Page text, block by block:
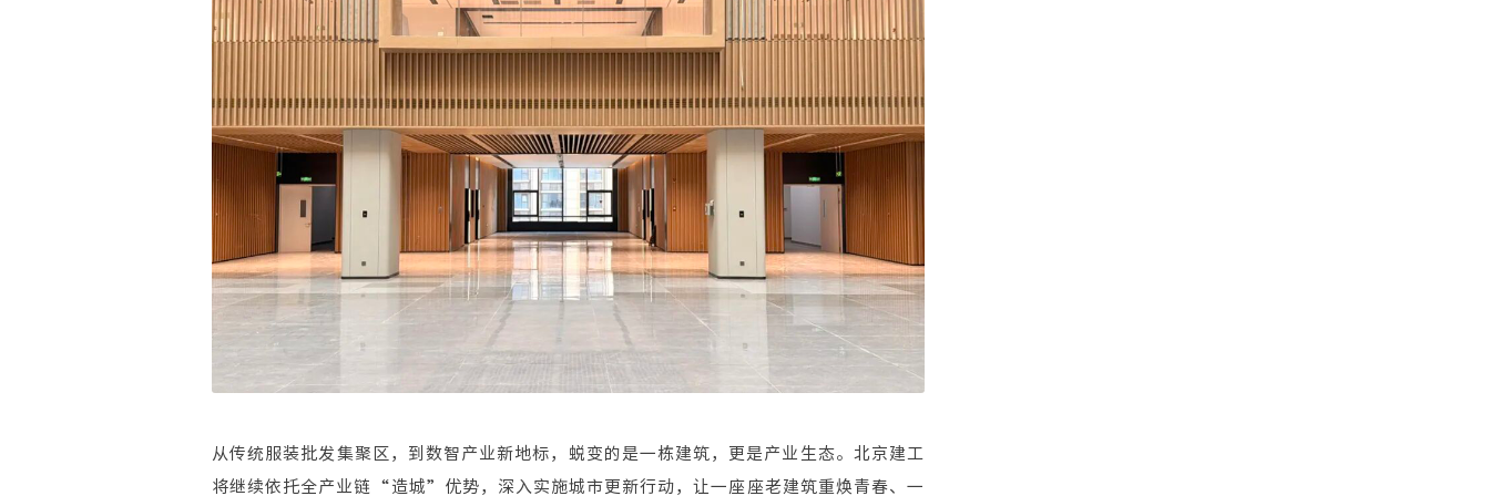
从传统服装批发集聚区，到数智产业新地标，蜕变的是一栋建筑，更是产业生态。北京建工
将继续依托全产业链“造城”优势，深入实施城市更新行动，让一座座老建筑重焕青春、一